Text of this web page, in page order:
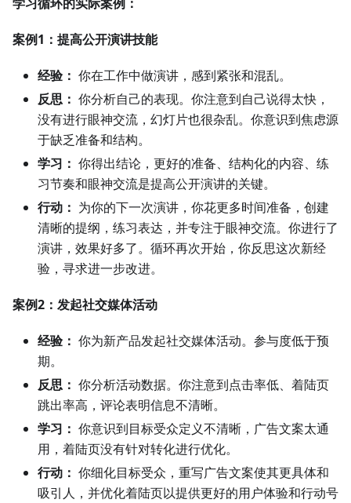
案例1：提高公开演讲技能
经验： 你在工作中做演讲，感到紧张和混乱。
反思： 你分析自己的表现。你注意到自己说得太快，
没有进行眼神交流，幻灯片也很杂乱。你意识到焦虑源
于缺乏准备和结构。
学习： 你得出结论，更好的准备、结构化的内容、练
习节奏和眼神交流是提高公开演讲的关键。
行动： 为你的下一次演讲，你花更多时间准备，创建
清晰的提纲，练习表达，并专注于眼神交流。你进行了
演讲，效果好多了。循环再次开始，你反思这次新经
验，寻求进一步改进。
案例2：发起社交媒体活动
经验： 你为新产品发起社交媒体活动。参与度低于预
期。
反思： 你分析活动数据。你注意到点击率低、着陆页
跳出率高，评论表明信息不清晰。
学习： 你意识到目标受众定义不清晰，广告文案太通
用，着陆页没有针对转化进行优化。
行动： 你细化目标受众，重写广告文案使其更具体和
吸引人，并优化着陆页以提供更好的用户体验和行动号